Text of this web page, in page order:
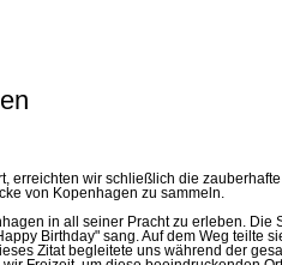
wir schließlich die
von Kopenhagen zu sammeln.
in all seiner Pracht zu erleben. Die
Birthday" sang. Auf dem Weg teilte
Zitat begleitete uns während der